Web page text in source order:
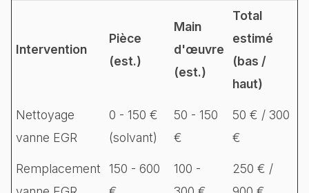
Intervention
Pièce
(est.)
Main
d'œuvre
(est.)
Total
estimé
(bas /
haut)
Nettoyage
vanne EGR
0 - 150 €
(solvant)
50 - 150
€
50 € / 300
€
Remplacement
150 - 600
100 -
250 € /